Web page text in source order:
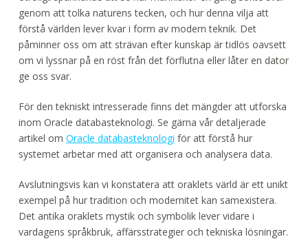
genom att tolka naturens tecken, och hur denna vilja att
förstå världen lever kvar i form av modern teknik. Det
påminner oss om att strävan efter kunskap är tidlös oavsett
om vi lyssnar på en röst från det förflutna eller låter en dator
ge oss svar.
För den tekniskt intresserade finns det mängder att utforska
inom Oracle databasteknologi. Se gärna vår detaljerade
artikel om Oracle databasteknologi för att förstå hur
systemet arbetar med att organisera och analysera data.
Avslutningsvis kan vi konstatera att oraklets värld är ett unikt
exempel på hur tradition och modernitet kan samexistera.
Det antika oraklets mystik och symbolik lever vidare i
vardagens språkbruk, affärsstrategier och tekniska lösningar.